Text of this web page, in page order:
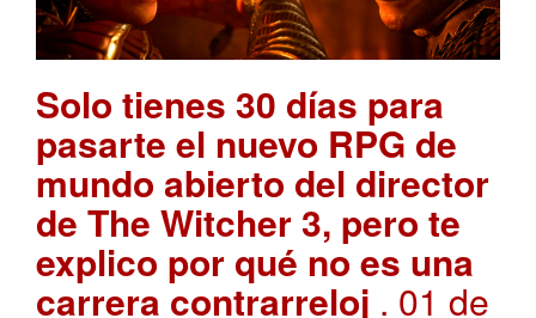
Solo tienes 30 días para
pasarte el nuevo RPG de
mundo abierto del director
de The Witcher 3, pero te
explico por qué no es una
carrera contrarreloj . 01 de